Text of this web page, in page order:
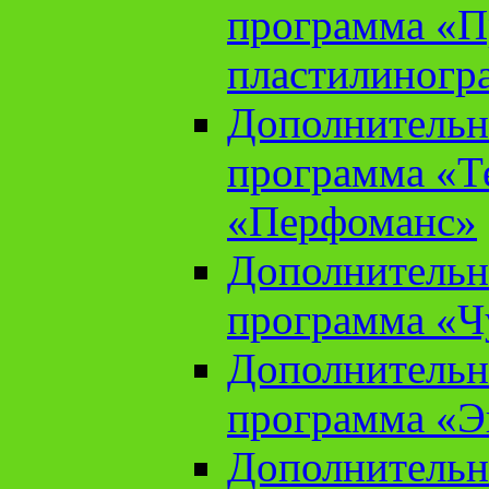
программа
программа
«Перфоманс»
программа
программа